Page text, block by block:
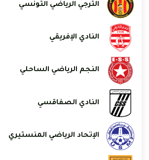
الترجي الرياضي التونسي
النادي الإفريقي
النجم الرياضي الساحلي
النادي الصفاقسي
الإتحاد الرياضي المنستيري